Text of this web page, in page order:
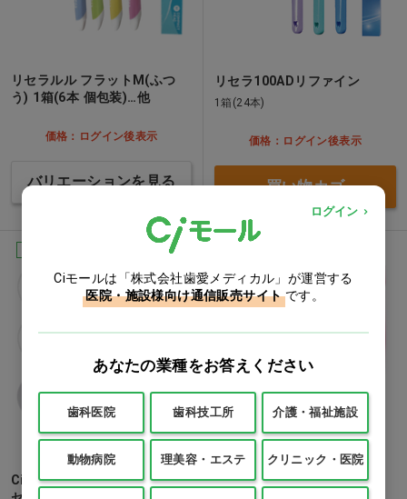
リセラルル フラットM(ふつ
う) 1箱(6本 個包装)…他
価格：ログイン後表示
バリエーションを見る
リセラ100ADリファイン
1箱(24本)
価格：ログイン後表示
買い物カゴ
CiPRO PLUS S やわらかめ 1
CiPRO PLUS スパイラル M
ログイン
Ciモールは「株式会社歯愛メディカル」が運営する
医院・施設様向け通信販売サイト です。
あなたの業種をお答えください
歯科医院 歯科技工所 介護・福祉施設
動物病院 理美容・エステ クリニック・医院